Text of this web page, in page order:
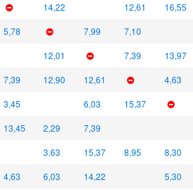
14,22 12,61 16,55
5,78 7,99 7,10
12,01 7,39 13,97
7,39 12,90 12,61 4,63
3,45 6,03 15,37
13,45 2,29 7,39
3,63 15,37 8,95 8,30
4,63 6,03 14,22 5,30